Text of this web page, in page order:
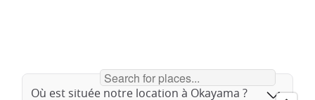
Où est située notre location à Okayama ?